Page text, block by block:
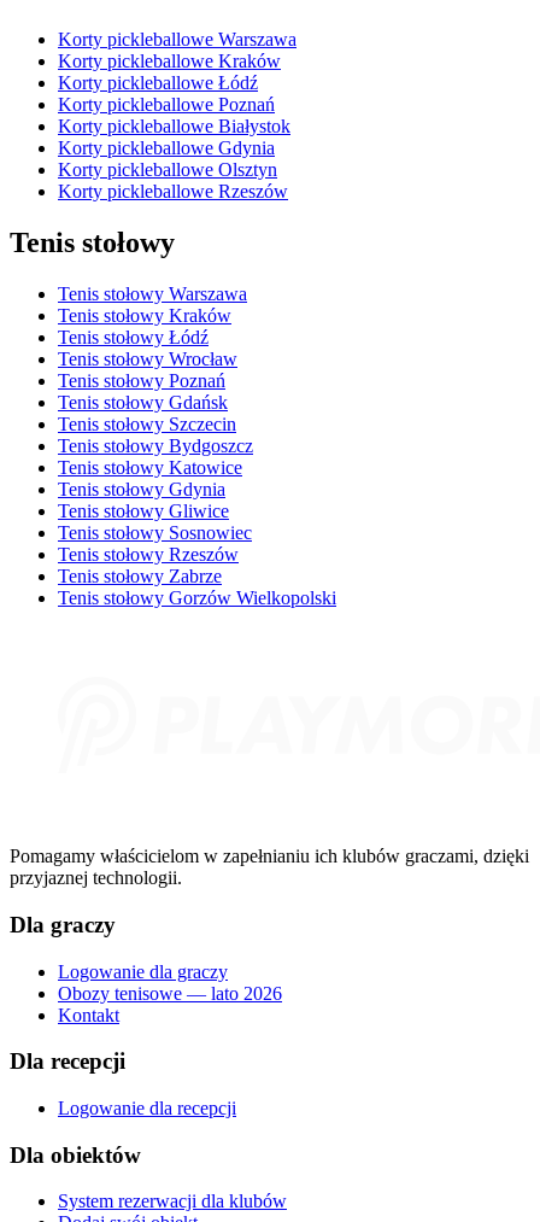
Korty pickleballowe Warszawa
Korty pickleballowe Kraków
Korty pickleballowe Łódź
Korty pickleballowe Poznań
Korty pickleballowe Białystok
Korty pickleballowe Gdynia
Korty pickleballowe Olsztyn
Korty pickleballowe Rzeszów
Tenis stołowy
Tenis stołowy Warszawa
Tenis stołowy Kraków
Tenis stołowy Łódź
Tenis stołowy Wrocław
Tenis stołowy Poznań
Tenis stołowy Gdańsk
Tenis stołowy Szczecin
Tenis stołowy Bydgoszcz
Tenis stołowy Katowice
Tenis stołowy Gdynia
Tenis stołowy Gliwice
Tenis stołowy Sosnowiec
Tenis stołowy Rzeszów
Tenis stołowy Zabrze
Tenis stołowy Gorzów Wielkopolski
Pomagamy właścicielom w zapełnianiu ich klubów graczami, dzięki
przyjaznej technologii.
Dla graczy
Logowanie dla graczy
Obozy tenisowe — lato 2026
Kontakt
Dla recepcji
Logowanie dla recepcji
Dla obiektów
System rezerwacji dla klubów